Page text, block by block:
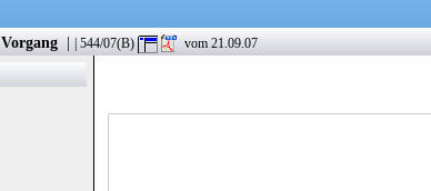
Vorgang | | 544/07(B) vom 21.09.07